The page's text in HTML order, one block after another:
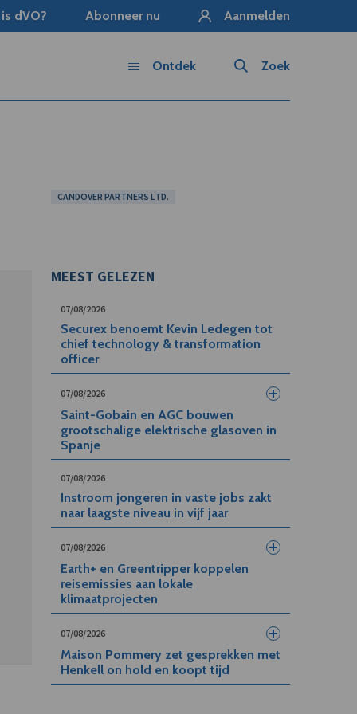
dVO? Abonneer nu Aanmelden
Zoek
Ontdek
CANDOVER PARTNERS LTD.
MEEST GELEZEN
07/08/2026
Securex benoemt Kevin Ledegen tot
chief technology & transformation
officer
07/08/2026
Saint-Gobain en AGC bouwen
grootschalige elektrische glasoven in
Spanje
07/08/2026
Instroom jongeren in vaste jobs zakt
naar laagste niveau in vijf jaar
07/08/2026
Earth+ en Greentripper koppelen
reisemissies aan lokale
klimaatprojecten
07/08/2026
Maison Pommery zet gesprekken met
Henkell on hold en koopt tijd